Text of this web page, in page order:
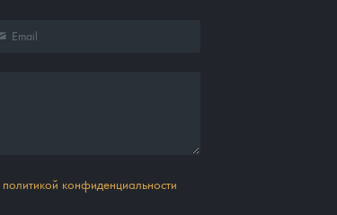
политикой конфиденциальности